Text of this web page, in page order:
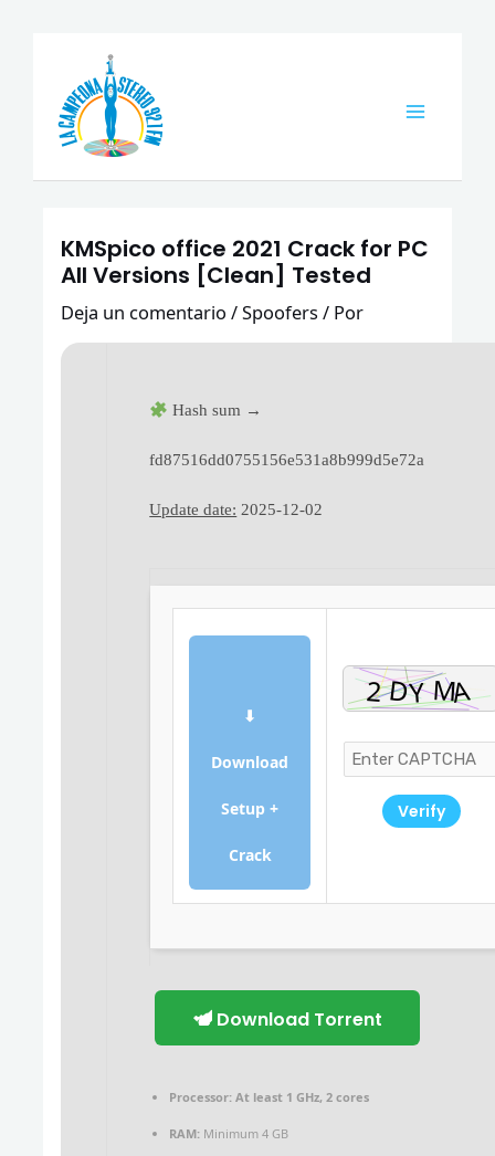
contenido
Menu
KMSpico office 2021 Crack for PC
All Versions [Clean] Tested
Deja un comentario /Spoofers / Por
Hash sum →
fd87516dd0755156e531a8b999d5e72a
Update date: 2025-12-02
⬇
Download
Setup +
Crack
Verify
Download Torrent
Processor: At least 1 GHz, 2 cores
RAM: Minimum 4 GB
Navegación
de
entradas